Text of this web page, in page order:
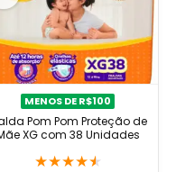
MENOS DE R$100
Pom Pom Proteção de
XG com 38 Unidades
★★★★★